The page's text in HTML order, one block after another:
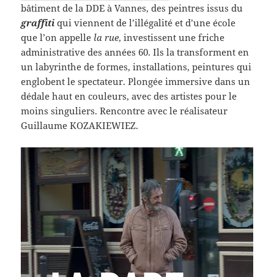
bâtiment de la DDE à Vannes, des peintres issus du
graffiti qui viennent de l’illégalité et d’une école
que l’on appelle la rue, investissent une friche
administrative des années 60. Ils la transforment en
un labyrinthe de formes, installations, peintures qui
englobent le spectateur. Plongée immersive dans un
dédale haut en couleurs, avec des artistes pour le
moins singuliers. Rencontre avec le réalisateur
Guillaume KOZAKIEWIEZ.